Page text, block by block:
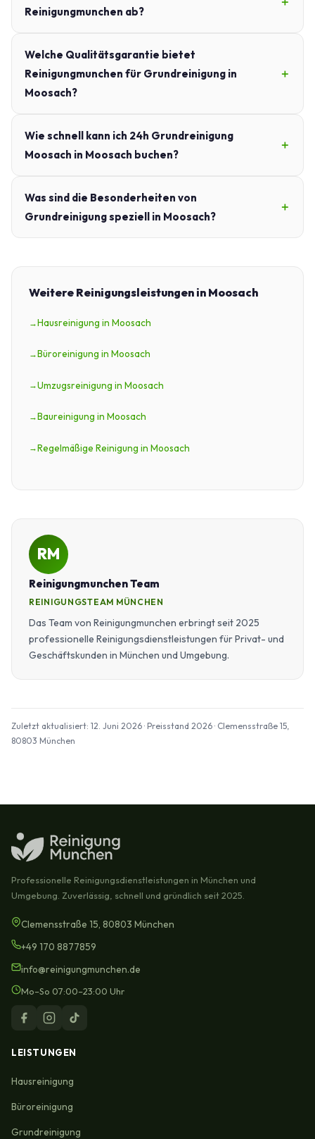
Reinigungmunchen ab?
Welche Qualitätsgarantie bietet
Reinigungmunchen für Grundreinigung in
Moosach?
Wie schnell kann ich 24h Grundreinigung
Moosach in Moosach buchen?
Was sind die Besonderheiten von
Grundreinigung speziell in Moosach?
Weitere Reinigungsleistungen in Moosach
Hausreinigung in Moosach
Büroreinigung in Moosach
Umzugsreinigung in Moosach
Baureinigung in Moosach
Regelmäßige Reinigung in Moosach
RM
Reinigungmunchen Team
REINIGUNGSTEAM MÜNCHEN
Das Team von Reinigungmunchen erbringt seit 2025
professionelle Reinigungsdienstleistungen für Privat- und
Geschäftskunden in München und Umgebung.
Zuletzt aktualisiert: 12. Juni 2026 · Preisstand 2026 · Clemensstraße 15,
80803 München
Professionelle Reinigungsdienstleistungen in München und
Umgebung. Zuverlässig, schnell und gründlich seit 2025.
Clemensstraße 15, 80803 München
+49 170 8877859
info@reinigungmunchen.de
Mo–So 07:00–23:00 Uhr
LEISTUNGEN
Hausreinigung
Büroreinigung
Grundreinigung